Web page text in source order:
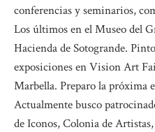
conferencias y seminarios,
Los últimos en el Museo del
Hacienda de Sotogrande.
exposiciones en Vision Art
Marbella. Preparo la próxima
Actualmente busco
de Iconos, Colonia de